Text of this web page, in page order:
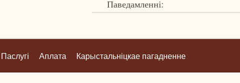
Паведамленні:
Паслугі Аплата Карыстальніцкае пагадненне